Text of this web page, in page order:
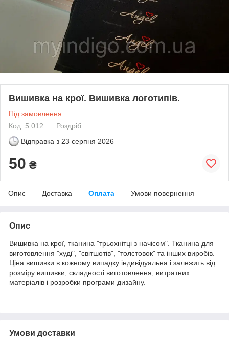
Вишивка на крої. Вишивка логотипів.
Під замовлення
Код: 5.012
Роздріб
Відправка з 23 серпня 2026
50 ₴
Опис Доставка Оплата Умови повернення
Опис
Вишивка на крої, тканина "трьохнітці з начісом". Тканина для
виготовлення "худі", "світшотів", "толстовок" та інших виробів.
Ціна вишивки в кожному випадку індивідуальна і залежить від
розміру вишивки, складності виготовлення, витратних
матеріалів і розробки програми дизайну.
Умови доставки